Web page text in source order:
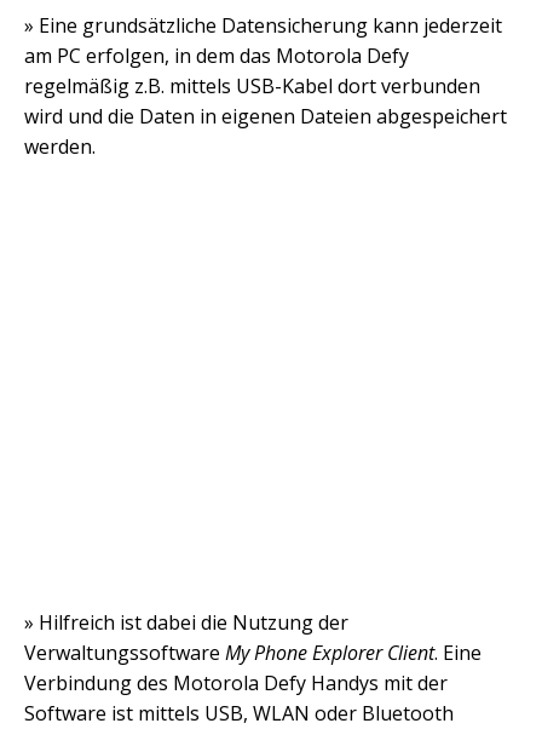
» Eine grundsätzliche Datensicherung kann jederzeit
am PC erfolgen, in dem das Motorola Defy
regelmäßig z.B. mittels USB-Kabel dort verbunden
wird und die Daten in eigenen Dateien abgespeichert
werden.
» Hilfreich ist dabei die Nutzung der
Verwaltungssoftware My Phone Explorer Client. Eine
Verbindung des Motorola Defy Handys mit der
Software ist mittels USB, WLAN oder Bluetooth